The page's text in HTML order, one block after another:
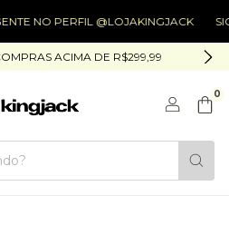
NO PERFIL @LOJAKINGJACK
ACIMA DE R$299,99
0